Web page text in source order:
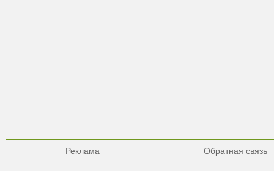
Реклама Обратная связь